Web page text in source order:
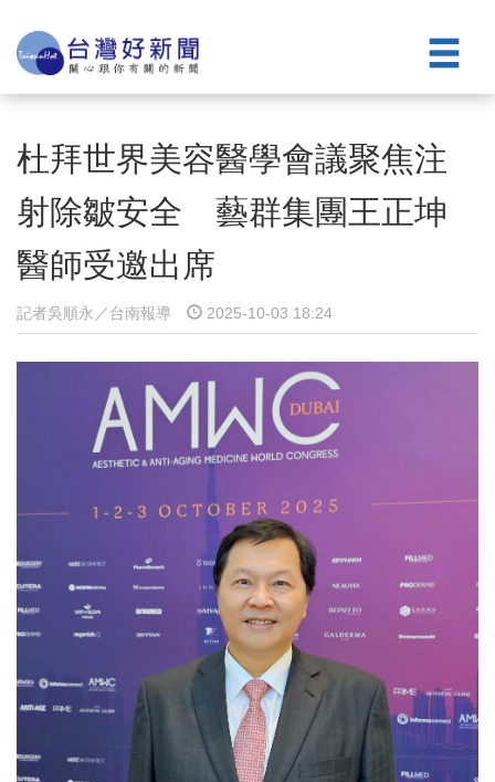
杜拜世界美容醫學會議聚焦注
射除皺安全 藝群集團王正坤
醫師受邀出席
記者吳順永／台南報導 2025-10-03 18:24